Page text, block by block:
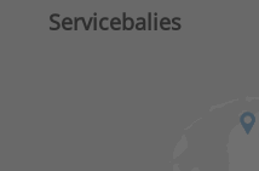
Servicebalies